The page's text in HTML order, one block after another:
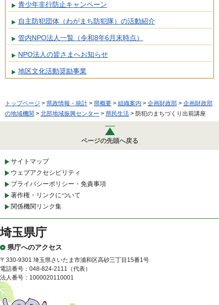
青少年非行防止キャンペーン
自主防犯団体（わがまち防犯隊）の活動紹介
管内NPO法人一覧（令和8年6月末時点）
NPO法人の皆さまへお知らせ
地区文化活動奨励事業
トップページ > 県政情報・統計 > 県概要 > 組織案内 > 企画財政部 > 企画財政部
の地域機関 > 北部地域振興センター > 県民生活 > 防犯のまちづくり出前講座
ページの先頭へ戻る
サイトマップ
ウェブアクセシビリティ
プライバシーポリシー・免責事項
著作権・リンクについて
関係機関リンク集
埼玉県庁
県庁へのアクセス
〒330-9301 埼玉県さいたま市浦和区高砂三丁目15番1号
電話番号：048-824-2111（代表）
法人番号：1000020110001